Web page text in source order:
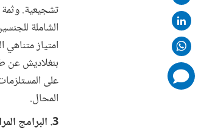
تشجيعية.
امتياز
بنغلاديش عن
المحال.
3. البرامج المراعية للمساواة بين الجنسين لا تعود بالنفع على الرجال
comments
added